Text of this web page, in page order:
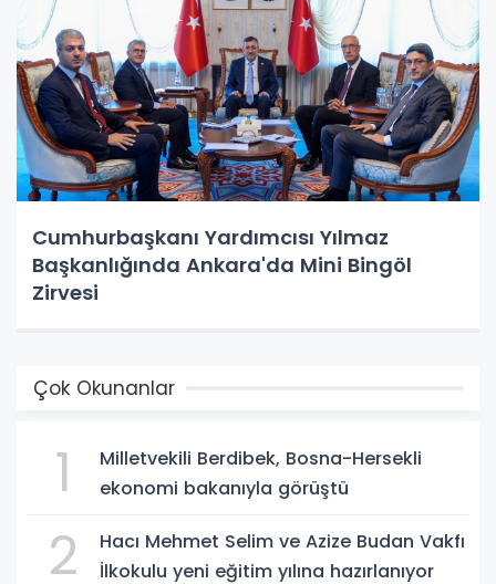
Cumhurbaşkanı Yardımcısı Yılmaz
Başkanlığında Ankara'da Mini Bingöl
Zirvesi
Çok Okunanlar
1
Milletvekili Berdibek, Bosna-Hersekli
ekonomi bakanıyla görüştü
2
Hacı Mehmet Selim ve Azize Budan Vakfı
İlkokulu yeni eğitim yılına hazırlanıyor